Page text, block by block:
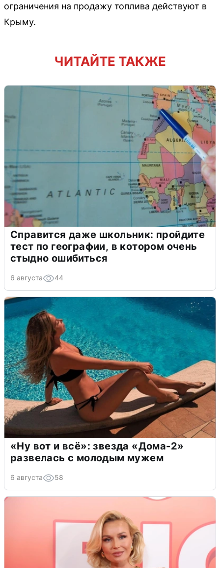
ограничения на продажу топлива действуют в
Крыму.
ЧИТАЙТЕ ТАКЖЕ
Справится даже школьник: пройдите
тест по географии, в котором очень
стыдно ошибиться
6 августа 44
«Ну вот и всё»: звезда «Дома-2»
развелась с молодым мужем
6 августа 58